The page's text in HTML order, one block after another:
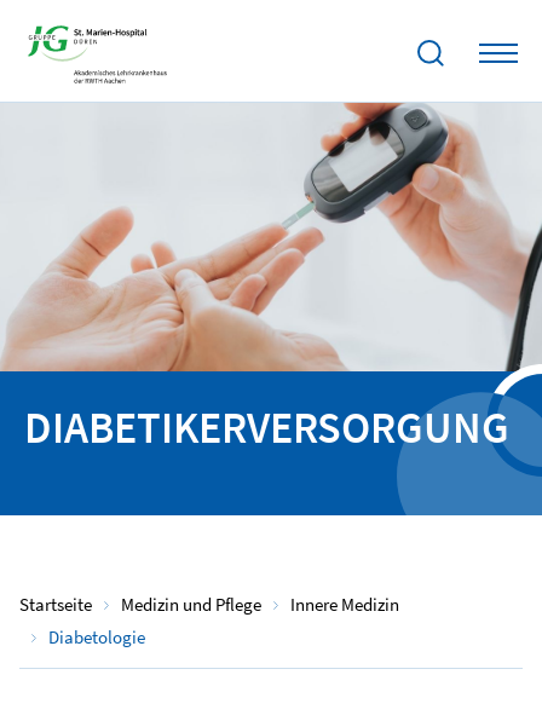
DIABETIKER­VERSORGUNG
Startseite Medizin und Pflege
Innere Medizin
Diabetologie